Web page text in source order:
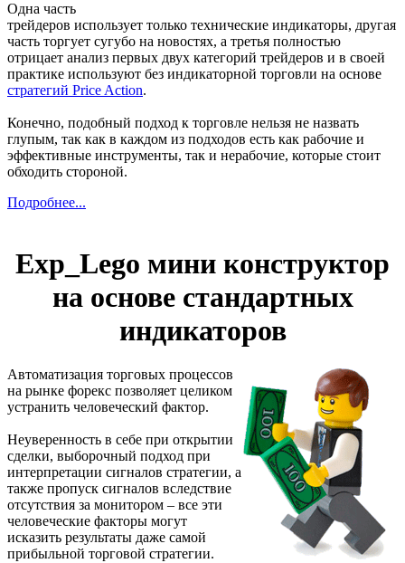
Одна часть
трейдеров использует только технические индикаторы, другая
часть торгует сугубо на новостях, а третья полностью
отрицает анализ первых двух категорий трейдеров и в своей
практике используют без индикаторной торговли на основе
стратегий Price Action.
Конечно, подобный подход к торговле нельзя не назвать
глупым, так как в каждом из подходов есть как рабочие и
эффективные инструменты, так и нерабочие, которые стоит
обходить стороной.
Подробнее...
Exp_Lego мини конструктор
на основе стандартных
индикаторов
Автоматизация торговых процессов
на рынке форекс позволяет целиком
устранить человеческий фактор.
Неуверенность в себе при открытии
сделки, выборочный подход при
интерпретации сигналов стратегии, а
также пропуск сигналов вследствие
отсутствия за монитором – все эти
человеческие факторы могут
исказить результаты даже самой
прибыльной торговой стратегии.